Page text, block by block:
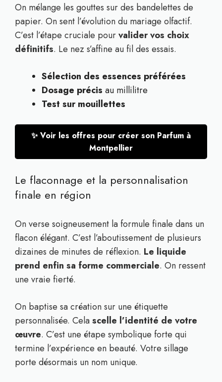
On mélange les gouttes sur des bandelettes de
papier. On sent l’évolution du mariage olfactif.
C’est l’étape cruciale pourvalider vos choix
définitifs. Le nez s’affine au fil des essais.
Sélection des essences préférées
Dosage précis au millilitre
Test sur mouillettes
✨ Voir les offres pour créer son Parfum à
Montpellier
Le flaconnage et la personnalisation
finale en région
On verse soigneusement la formule finale dans un
flacon élégant. C’est l’aboutissement de plusieurs
dizaines de minutes de réflexion. Le liquide
prend enfin sa forme commerciale. On ressent
une vraie fierté.
On baptise sa création sur une étiquette
personnalisée. Celascelle l’identité de votre
œuvre. C’est une étape symbolique forte qui
termine l’expérience en beauté. Votre sillage
porte désormais un nom unique.